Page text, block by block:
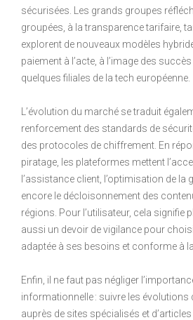
sécurisées. Les grands groupes
groupées, à la transparence tarifaire,
explorent de nouveaux modèles
paiement à l’acte, à l’image des
quelques filiales de la tech européenne.
L’évolution du marché se traduit
renforcement des standards de
des protocoles de chiffrement. En
piratage, les plateformes mettent
l’assistance client, l’optimisation de la
encore le décloisonnement des
régions. Pour l’utilisateur, cela signifie
aussi un devoir de vigilance pour
adaptée à ses besoins et conforme à
Enfin, il ne faut pas négliger
informationnelle : suivre les évolutions
auprès de sites spécialisés et